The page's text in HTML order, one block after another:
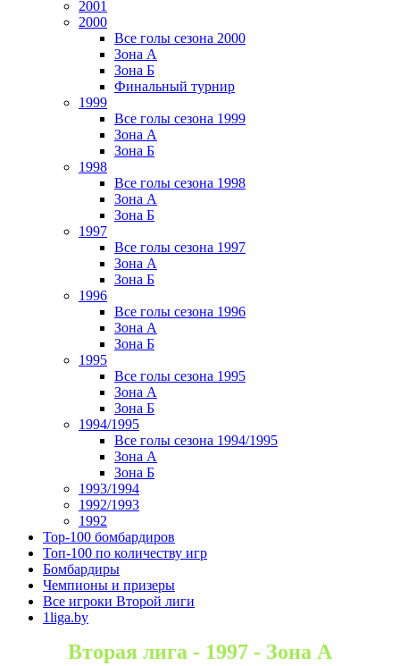
2001
2000
Все голы сезона 2000
Зона А
Зона Б
Финальный турнир
1999
Все голы сезона 1999
Зона А
Зона Б
1998
Все голы сезона 1998
Зона А
Зона Б
1997
Все голы сезона 1997
Зона А
Зона Б
1996
Все голы сезона 1996
Зона А
Зона Б
1995
Все голы сезона 1995
Зона А
Зона Б
1994/1995
Все голы сезона 1994/1995
Зона А
Зона Б
1993/1994
1992/1993
1992
Top-100 бомбардиров
Топ-100 по количеству игр
Бомбардиры
Чемпионы и призеры
Все игроки Второй лиги
1liga.by
Вторая лига - 1997 - Зона А